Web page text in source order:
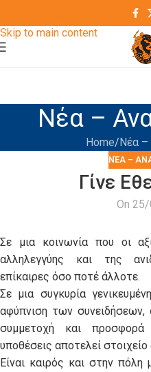
Skip to main content
Νέα –
Home Νέα –
ΝΈΑ –
Γίνε
On
Σε μια κοινωνία που οι
αλληλεγγύης και της
επίκαιρες όσο ποτέ άλλοτε.
Σε μια συγκυρία
αφύπνιση των συνειδήσεων,
συμμετοχή και
υποθέσεις αποτελεί στοιχείο
Είναι καιρός και στην